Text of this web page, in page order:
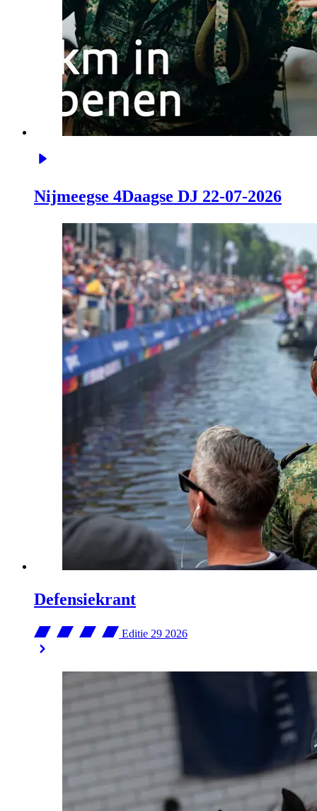
Nijmeegse 4Daagse DJ 22-07-2026
Defensiekrant
Editie 29 2026